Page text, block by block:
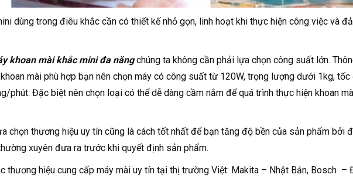
dùng trong điêu khắc cần có thiết kế nhỏ gọn, linh hoạt khi thực hiện công việc và
khoan mài khắc mini đa năngchúng ta không cần phải lựa chọn công suất lớn.
mài phù hợp bạn nên chọn máy có công suất từ 120W, trọng lượng dưới 1kg,
phút. Đặc biệt nên chọn loại có thể dễ dàng cầm nắm để quá trình thực hiện khoan
chọn thương hiệu uy tín cũng là cách tốt nhất để bạn tăng độ bền của sản phẩm bởi
xuyên đưa ra trước khi quyết định sản phẩm.
thương hiệu cung cấp máy mài uy tín tại thị trường Việt: Makita – Nhật Bản, Bosch –